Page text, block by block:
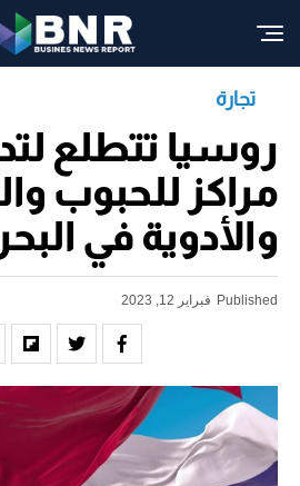
تجارة
روسيا تتطلع
مراكز للحبوب
والأدوية في
Published فبراير 12, 2023